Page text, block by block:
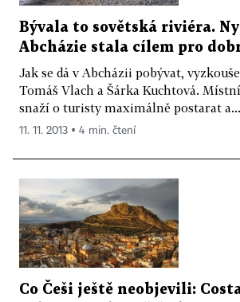
Bývala to sovětská riviéra.
Abcházie stala cílem pro
Jak se dá v Abcházii pobývat,
Tomáš Vlach a Šárka Kuchtová.
snaží o turisty maximálně postarat a...
11. 11. 2013 ▪ 4 min. čtení
Co Češi ještě neobjevili: